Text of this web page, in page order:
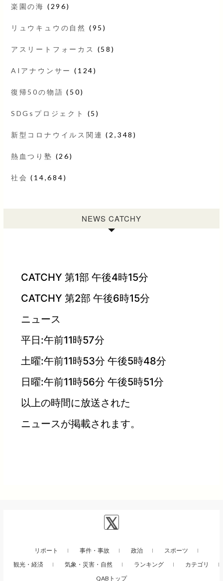
楽園の海 (296)
リュウキュウの自然 (95)
アスリートフォーカス (58)
AIアナウンサー (124)
復帰50の物語 (50)
SDGsプロジェクト (5)
新型コロナウイルス関連 (2,348)
熱血つり塾 (26)
社会 (14,684)
NEWS CATCHY
CATCHY 第1部 午後4時15分
CATCHY 第2部 午後6時15分
ニュース
平日:午前11時57分
土曜:午前11時53分 午後5時48分
日曜:午前11時56分 午後5時51分
以上の時間に放送された
ニュースが掲載されます。
リポート 事件・事故 政治
スポーツ
観光・経済
気象・災害・自然 ランキング
カテゴリ
QABトップ